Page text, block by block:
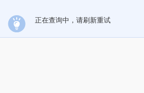
正在查询中，请刷新重试